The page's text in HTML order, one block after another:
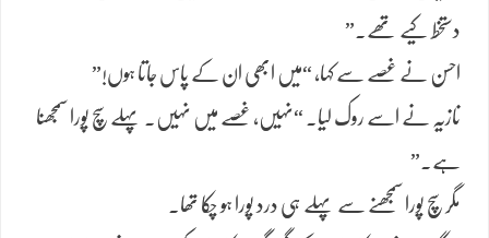
دستخط کیے تھے۔”
احسن نے غصے سے کہا، “میں ابھی ان کے پاس جاتا ہوں!”
نازیہ نے اسے روک لیا۔ “نہیں، غصے میں نہیں۔ پہلے سچ پورا سمجھنا
ہے۔”
مگر سچ پورا سمجھنے سے پہلے ہی درد پورا ہو چکا تھا۔